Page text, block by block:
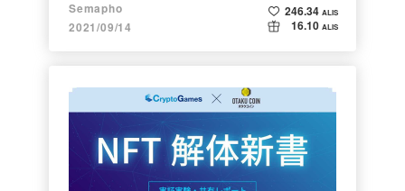
Semapho
2021/09/14
246.34 ALIS
16.10 ALIS